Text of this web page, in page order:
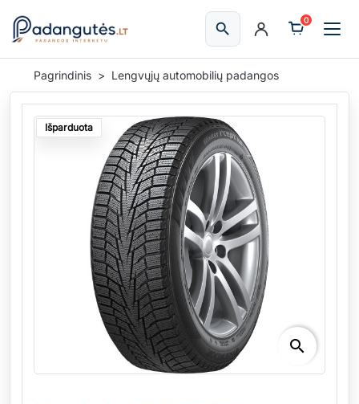
searchIeškoti
0
Pagrindinis Lengvųjų automobilių padangos
Išparduota
search